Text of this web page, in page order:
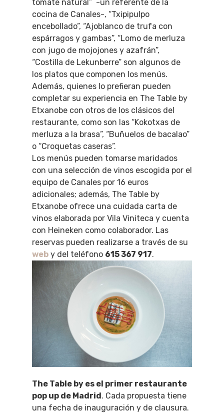
tomate natural” -un referente de la
cocina de Canales-, “Txipipulpo
encebollado”, “Ajoblanco de trufa con
espárragos y gambas”, “Lomo de merluza
con jugo de mojojones y azafrán”,
“Costilla de Lekunberre” son algunos de
los platos que componen los menús.
Además, quienes lo prefieran pueden
completar su experiencia en The Table by
Etxanobe con otros de los clásicos del
restaurante, como son las “Kokotxas de
merluza a la brasa”, “Buñuelos de bacalao”
o “Croquetas caseras”.
Los menús pueden tomarse maridados
con una selección de vinos escogida por el
equipo de Canales por 16 euros
adicionales; además, The Table by
Etxanobe ofrece una cuidada carta de
vinos elaborada por Vila Viniteca y cuenta
con Heineken como colaborador. Las
reservas pueden realizarse a través de su
web y del teléfono 615 367 917.
The Table by es el primer restaurante
pop up de Madrid. Cada propuesta tiene
una fecha de inauguración y de clausura.